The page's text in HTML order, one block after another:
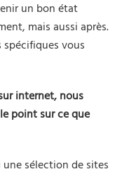
un bon état
mais aussi après.
vous
internet, nous
point sur ce que
sélection de sites